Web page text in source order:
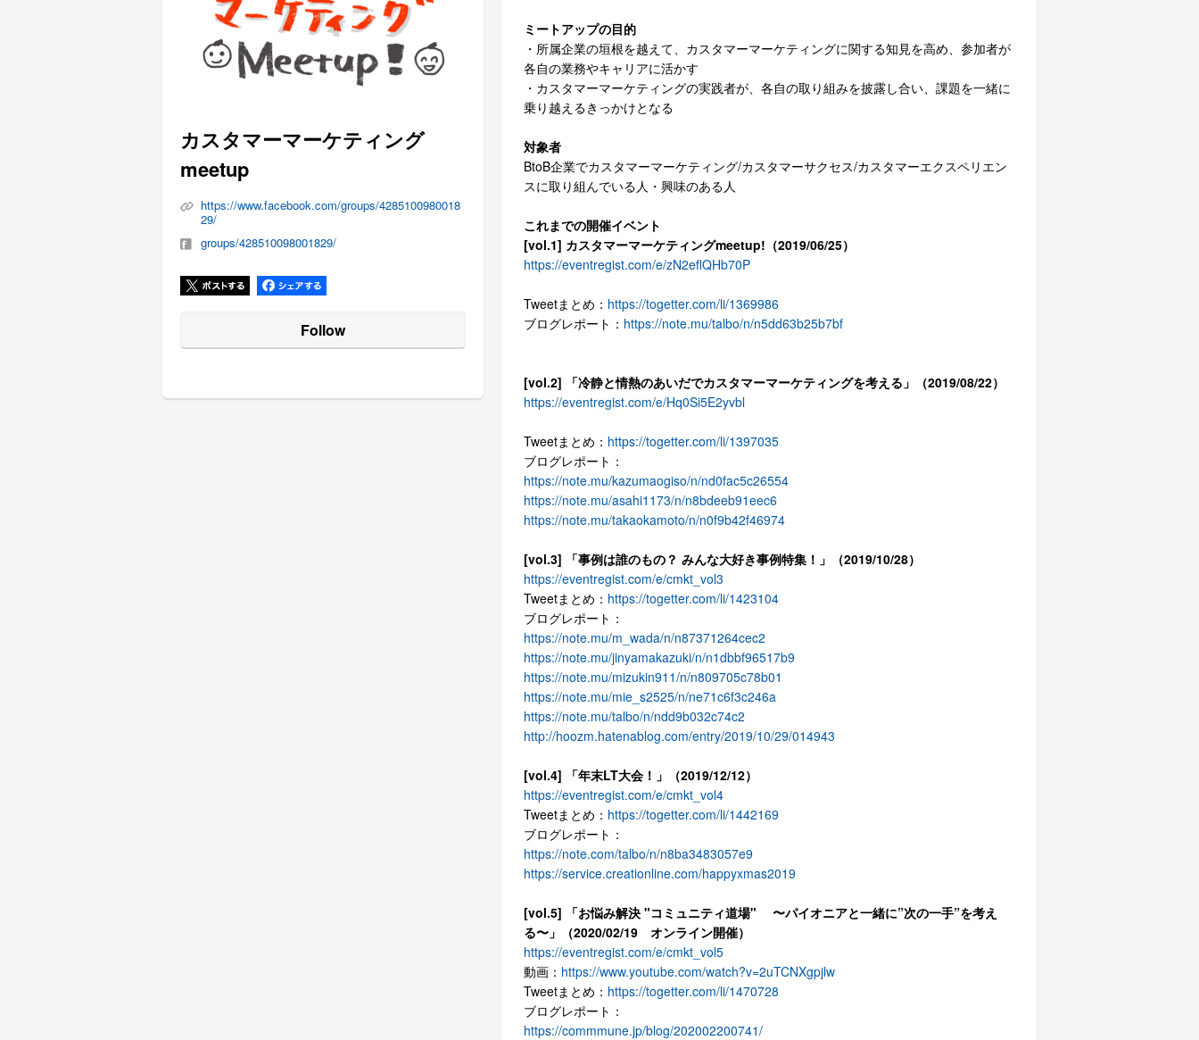
カスタマーマーケティング
meetup
https://www.facebook.com/groups/4285100980018
29/
groups/428510098001829/
Follow
ミートアップの目的
・所属企業の垣根を越えて、カスタマーマーケティングに関する知見を高め、参加者が
各自の業務やキャリアに活かす
・カスタマーマーケティングの実践者が、各自の取り組みを披露し合い、課題を一緒に
乗り越えるきっかけとなる
対象者
BtoB企業でカスタマーマーケティング/カスタマーサクセス/カスタマーエクスペリエン
スに取り組んでいる人・興味のある人
これまでの開催イベント
[vol.1] カスタマーマーケティングmeetup!（2019/06/25）
https://eventregist.com/e/zN2eflQHb70P
Tweetまとめ： https://togetter.com/li/1369986
ブログレポート： https://note.mu/talbo/n/n5dd63b25b7bf
[vol.2] 「冷静と情熱のあいだでカスタマーマーケティングを考える」（2019/08/22）
https://eventregist.com/e/Hq0Si5E2yvbl
Tweetまとめ： https://togetter.com/li/1397035
ブログレポート：
https://note.mu/kazumaogiso/n/nd0fac5c26554
https://note.mu/asahi1173/n/n8bdeeb91eec6
https://note.mu/takaokamoto/n/n0f9b42f46974
[vol.3] 「事例は誰のもの？ みんな大好き事例特集！」（2019/10/28）
https://eventregist.com/e/cmkt_vol3
Tweetまとめ： https://togetter.com/li/1423104
ブログレポート：
https://note.mu/m_wada/n/n87371264cec2
https://note.mu/jinyamakazuki/n/n1dbbf96517b9
https://note.mu/mizukin911/n/n809705c78b01
https://note.mu/mie_s2525/n/ne71c6f3c246a
https://note.mu/talbo/n/ndd9b032c74c2
http://hoozm.hatenablog.com/entry/2019/10/29/014943
[vol.4] 「年末LT大会！」（2019/12/12）
https://eventregist.com/e/cmkt_vol4
Tweetまとめ： https://togetter.com/li/1442169
ブログレポート：
https://note.com/talbo/n/n8ba3483057e9
https://service.creationline.com/happyxmas2019
[vol.5] 「お悩み解決 "コミュニティ道場" 〜パイオニアと一緒に”次の一手”を考え
る〜」（2020/02/19 オンライン開催）
https://eventregist.com/e/cmkt_vol5
動画： https://www.youtube.com/watch?v=2uTCNXgpjlw
Tweetまとめ： https://togetter.com/li/1470728
ブログレポート：
https://commmune.jp/blog/202002200741/